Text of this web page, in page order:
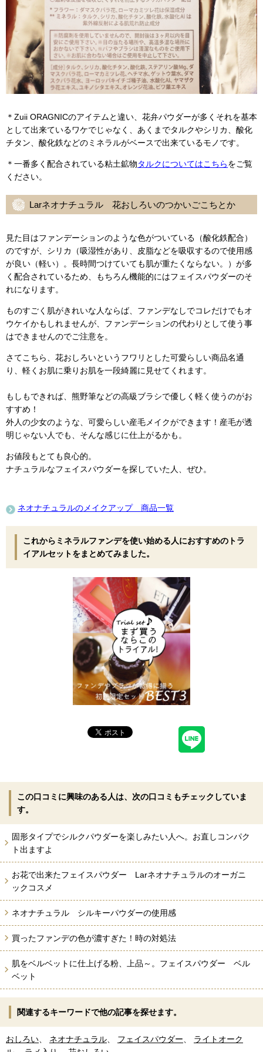
＊Zuii ORAGNICのアイテムと違い、花弁パウダーが多くそれを基本
として出来ているワケでじゃなく、あくまでタルクやシリカ、酸化
チタン、酸化鉄などのミネラルがベースで出来ているモノです。
＊一番多く配合されている粘土鉱物タルクについてはこちらをご覧
ください。
Larネオナチュラル 花おしろいのつかいごこちとか
見た目はファンデーションのような色がついている（酸化鉄配合）
のですが、シリカ（吸湿性があり、皮脂などを吸収するので使用感
が良い（軽い）。長時間つけていても肌が重たくならない。）が多
く配合されているため、もちろん機能的にはフェイスパウダーのそ
れになります。
ものすごく肌がきれいな人ならば、ファンデなしでコレだけでもオ
ウケイかもしれませんが、ファンデーションの代わりとして使う事
はできませんのでご注意を。
さてこちら、花おしろいというフワリとした可愛らしい商品名通
り、軽くお肌に乗りお肌を一段綺麗に見せてくれます。
もしもできれば、熊野筆などの高級ブラシで優しく軽く使うのがお
すすめ！
外人の少女のような、可愛らしい産毛メイクができます！産毛が透
明じゃない人でも、そんな感じに仕上がるかも。
お値段もとても良心的。
ナチュラルなフェイスパウダーを探していた人、ぜひ。
ネオナチュラルのメイクアップ 商品一覧
これからミネラルファンデを使い始める人におすすめのトラ
イアルセットをまとめてみました。
この口コミに興味のある人は、次の口コミもチェックしていま
す。
固形タイプでシルクパウダーを楽しみたい人へ。お直しコンパク
ト出ますよ
お花で出来たフェイスパウダー Larネオナチュラルのオーガニ
ックコスメ
ネオナチュラル シルキーパウダーの使用感
買ったファンデの色が濃すぎた！時の対処法
肌をベルベットに仕上げる粉、上品～。フェイスパウダー ベル
ベット
関連するキーワードで他の記事を探せます。
おしろい ネオナチュラル フェイスパウダー
ライトオーク